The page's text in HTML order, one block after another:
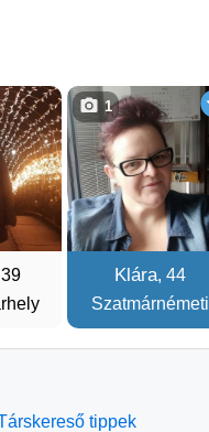
Klára, 44
Szatmárnémeti
1
tippek